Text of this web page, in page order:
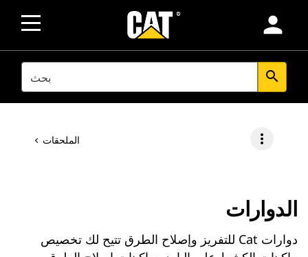
person
SEARCH search
الملحقات more_vert
الدوارات
دوارات Cat للتفريز وإصلاح الطرق تتيح لك تخصيص